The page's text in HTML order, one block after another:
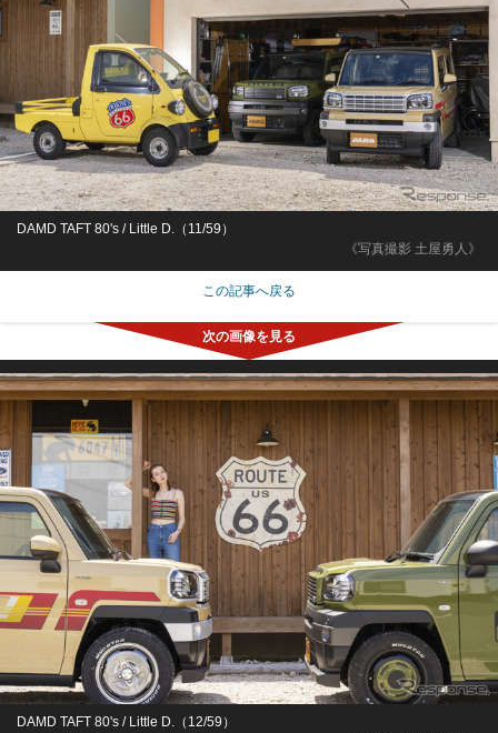
《写真撮影 土屋勇人》
DAMD TAFT 80's / Little D.（11/59）
この記事へ戻る
DAMD TAFT 80's / Little D.（12/59）